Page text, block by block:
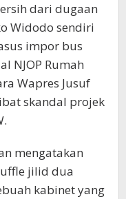
dari dugaan
Widodo sendiri
impor bus
NJOP Rumah
Wapres Jusuf
skandal projek
mengatakan
jilid dua
kabinet yang